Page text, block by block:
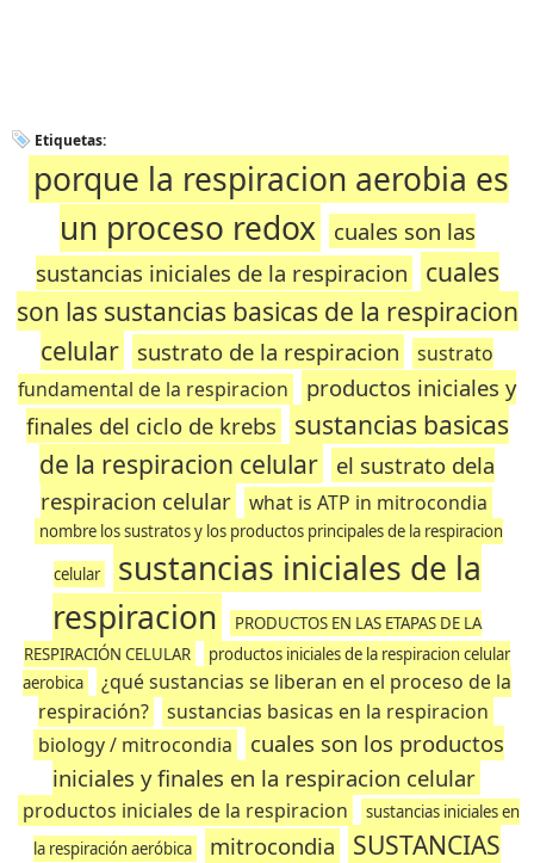
Etiquetas:
porque la respiracion aerobia es
un proceso redox
cuales son las
sustancias iniciales de la respiracion
cuales
son las sustancias basicas de la respiracion
celular
sustrato de la respiracion
sustrato
fundamental de la respiracion
productos iniciales y
finales del ciclo de krebs
sustancias basicas
de la respiracion celular
el sustrato dela
respiracion celular
what is ATP in mitrocondia
nombre los sustratos y los productos principales de la respiracion
celular
sustancias iniciales de la
respiracion
PRODUCTOS EN LAS ETAPAS DE LA
RESPIRACIÓN CELULAR
productos iniciales de la respiracion celular
aerobica
¿qué sustancias se liberan en el proceso de la
respiración?
sustancias basicas en la respiracion
biology / mitrocondia
cuales son los productos
iniciales y finales en la respiracion celular
productos iniciales de la respiracion
sustancias iniciales en
la respiración aeróbica
mitrocondia
SUSTANCIAS